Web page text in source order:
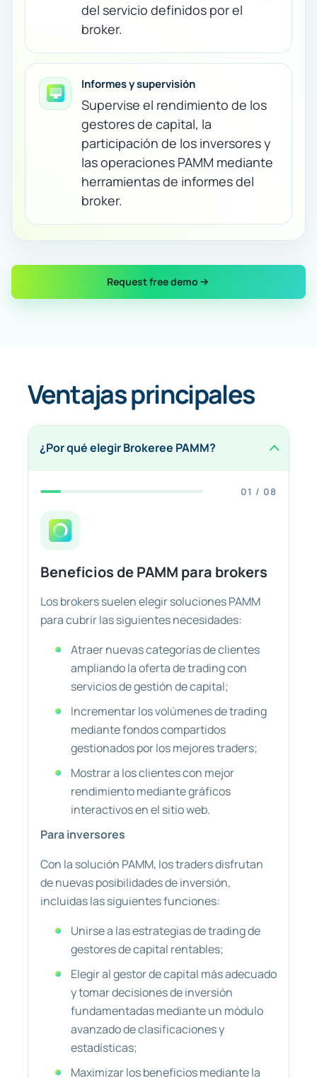
del servicio definidos por el
broker.
Informes y supervisión
Supervise el rendimiento de los
gestores de capital, la
participación de los inversores y
las operaciones PAMM mediante
herramientas de informes del
broker.
Request free demo
Ventajas principales
¿Por qué elegir Brokeree PAMM?
01 / 08
Beneficios de PAMM para brokers
Los brokers suelen elegir soluciones PAMM
para cubrir las siguientes necesidades:
Atraer nuevas categorías de clientes
ampliando la oferta de trading con
servicios de gestión de capital;
Incrementar los volúmenes de trading
mediante fondos compartidos
gestionados por los mejores traders;
Mostrar a los clientes con mejor
rendimiento mediante gráficos
interactivos en el sitio web.
Para inversores
Con la solución PAMM, los traders disfrutan
de nuevas posibilidades de inversión,
incluidas las siguientes funciones:
Unirse a las estrategias de trading de
gestores de capital rentables;
Elegir al gestor de capital más adecuado
y tomar decisiones de inversión
fundamentadas mediante un módulo
avanzado de clasificaciones y
estadísticas;
Maximizar los beneficios mediante la